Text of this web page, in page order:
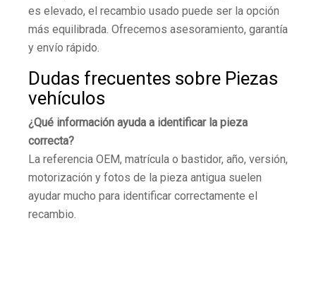
es elevado, el recambio usado puede ser la opción
más equilibrada. Ofrecemos asesoramiento, garantía
y envío rápido.
Dudas frecuentes sobre Piezas
vehículos
¿Qué información ayuda a identificar la pieza
correcta?
La referencia OEM, matrícula o bastidor, año, versión,
motorización y fotos de la pieza antigua suelen
ayudar mucho para identificar correctamente el
recambio.